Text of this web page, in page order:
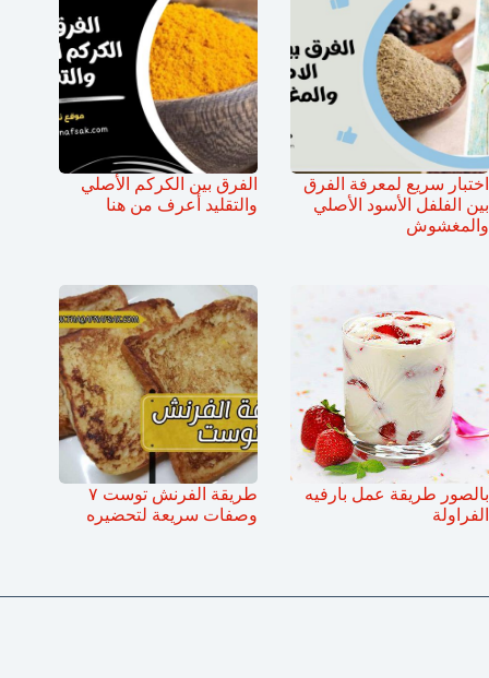
اختبار سريع لمعرفة الفرق
بين الفلفل الأسود الأصلي
والمغشوش
الفرق بين الكركم الأصلي
والتقليد أعرف من هنا
بالصور طريقة عمل بارفيه
الفراولة
طريقة الفرنش توست ٧
وصفات سريعة لتحضيره